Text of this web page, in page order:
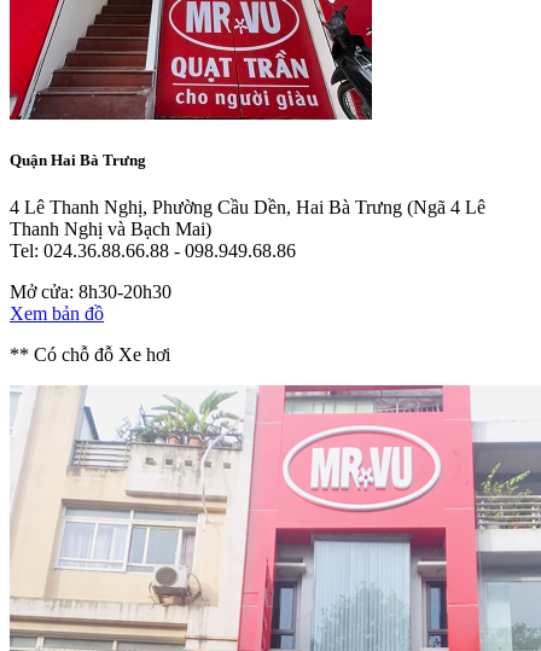
Quận Hai Bà Trưng
4 Lê Thanh Nghị, Phường Cầu Dền, Hai Bà Trưng (Ngã 4 Lê
Thanh Nghị và Bạch Mai)
Tel: 024.36.88.66.88 - 098.949.68.86
Mở cửa: 8h30-20h30
Xem bản đồ
** Có chỗ đỗ Xe hơi